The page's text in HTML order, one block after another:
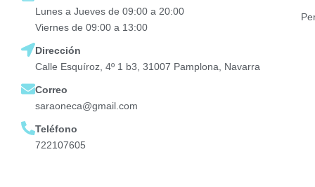
Lunes a Jueves de 09:00 a 20:00
Viernes de 09:00 a 13:00
Dirección
Calle Esquíroz, 4º 1 b3, 31007 Pamplona, Navarra
Correo
saraoneca@gmail.com
Teléfono
722107605